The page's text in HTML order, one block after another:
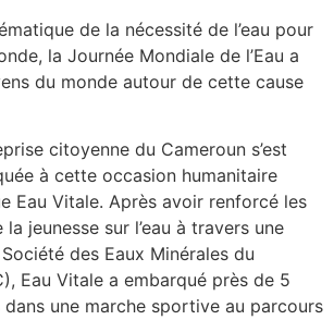
de la nécessité de l’eau pour
la Journée Mondiale de l’Eau a
du monde autour de cette cause
citoyenne du Cameroun s’est
à cette occasion humanitaire
Eau Vitale. Après avoir renforcé les
jeunesse sur l’eau à travers une
des Eaux Minérales du
Eau Vitale a embarqué près de 5
une marche sportive au parcours